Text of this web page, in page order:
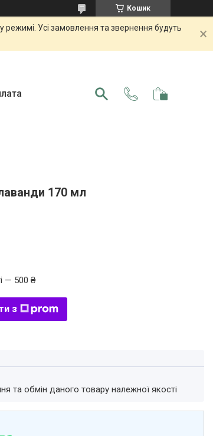
Кошик
Усі замовлення та звернення будуть
170 мл
— 500 ₴
з
та обмін даного товару належної якості